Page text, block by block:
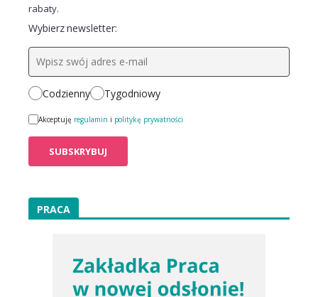
rabaty.
Wybierz newsletter:
Codzienny Tygodniowy
Akceptuję regulamin i politykę prywatności
PRACA